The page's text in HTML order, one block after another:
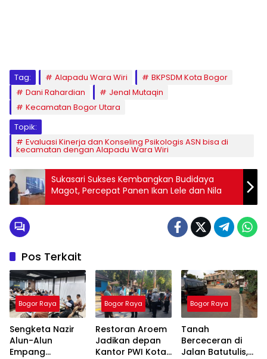
Tag: Alapadu Wara Wiri
BKPSDM Kota Bogor
Dani Rahardian
Jenal Mutaqin
Kecamatan Bogor Utara
Topik:
Evaluasi Kinerja dan Konseling Psikologis ASN bisa di
kecamatan dengan Alapadu Wara Wiri
Sukasari Sukses Kembangkan Budidaya
Magot, Percepat Panen Ikan Lele dan Nila
Pos Terkait
Bogor Raya
Sengketa Nazir
Alun-Alun
Empang
Bogor Raya
Restoran Aroem
Jadikan depan
Kantor PWI Kota
Bogor Raya
Tanah
Berceceran di
Jalan Batutulis,